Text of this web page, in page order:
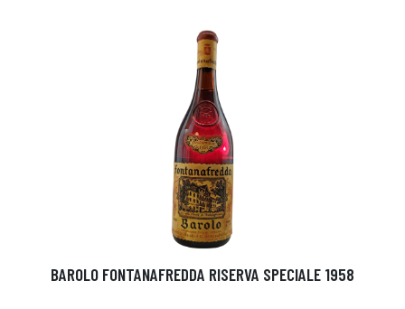
BAROLO FONTANAFREDDA RISERVA SPECIALE 1958